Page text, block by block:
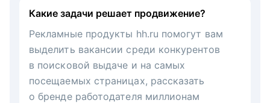
Какие задачи решает продвижение?
Рекламные продукты hh.ru помогут вам
выделить вакансии среди конкурентов
в поисковой выдаче и на самых
посещаемых страницах, рассказать
о бренде работодателя миллионам